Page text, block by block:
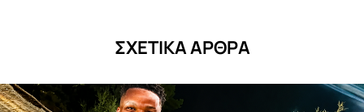
ΣΧΕΤΙΚΑ ΑΡΘΡΑ